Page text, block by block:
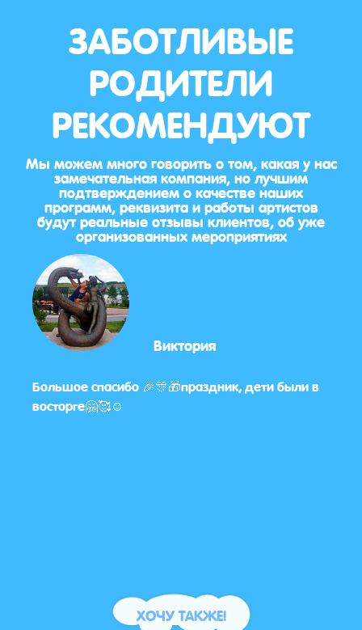
ЗАБОТЛИВЫЕ
РОДИТЕЛИ
РЕКОМЕНДУЮТ
Мы можем много говорить о том, какая у нас
замечательная компания, но лучшим
подтверждением о качестве наших
программ, реквизита и работы артистов
будут реальные отзывы клиентов, об уже
организованных мероприятиях
Виктория
Большое спасибо 🎉🎊🎁праздник, дети были в
восторге🤗🥰☺️
ХОЧУ ТАКЖЕ!